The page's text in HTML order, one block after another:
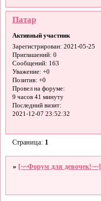
Патар
Активный участник
Зарегистрирован: 2021-05-25
Приглашений: 0
Сообщений: 163
Уважение: +0
Позитив: +0
Провел на форуме:
9 часов 41 минуту
Последний визит:
2021-12-07 23:52:32
Страница: 1
» [~~Форум для девочек!~~]